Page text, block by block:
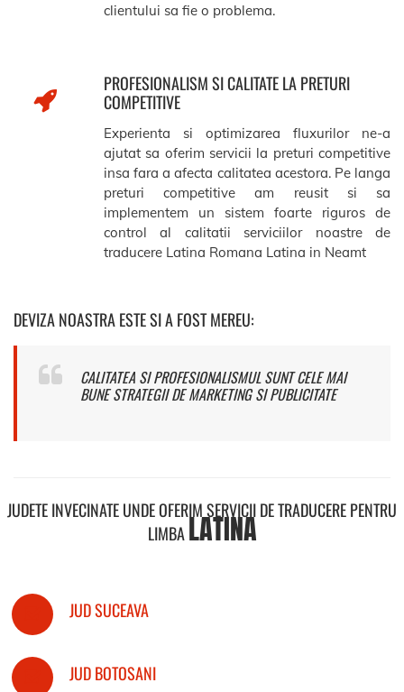
clientului sa fie o problema.
PROFESIONALISM SI CALITATE LA PRETURI
COMPETITIVE
Experienta si optimizarea fluxurilor ne-a
ajutat sa oferim servicii la preturi competitive
insa fara a afecta calitatea acestora. Pe langa
preturi competitive am reusit si sa
implementem un sistem foarte riguros de
control al calitatii serviciilor noastre de
traducere Latina Romana Latina in Neamt
DEVIZA NOASTRA ESTE SI A FOST MEREU:
CALITATEA SI PROFESIONALISMUL SUNT CELE MAI
BUNE STRATEGII DE MARKETING SI PUBLICITATE
JUDETE INVECINATE UNDE OFERIM SERVICII DE TRADUCERE PENTRU
LIMBALATINA
JUD SUCEAVA
JUD BOTOSANI